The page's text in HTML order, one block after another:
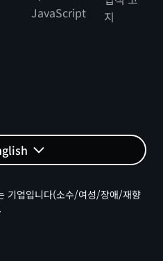
JavaScript
지
기업입니다(소수/여성/장애/재향